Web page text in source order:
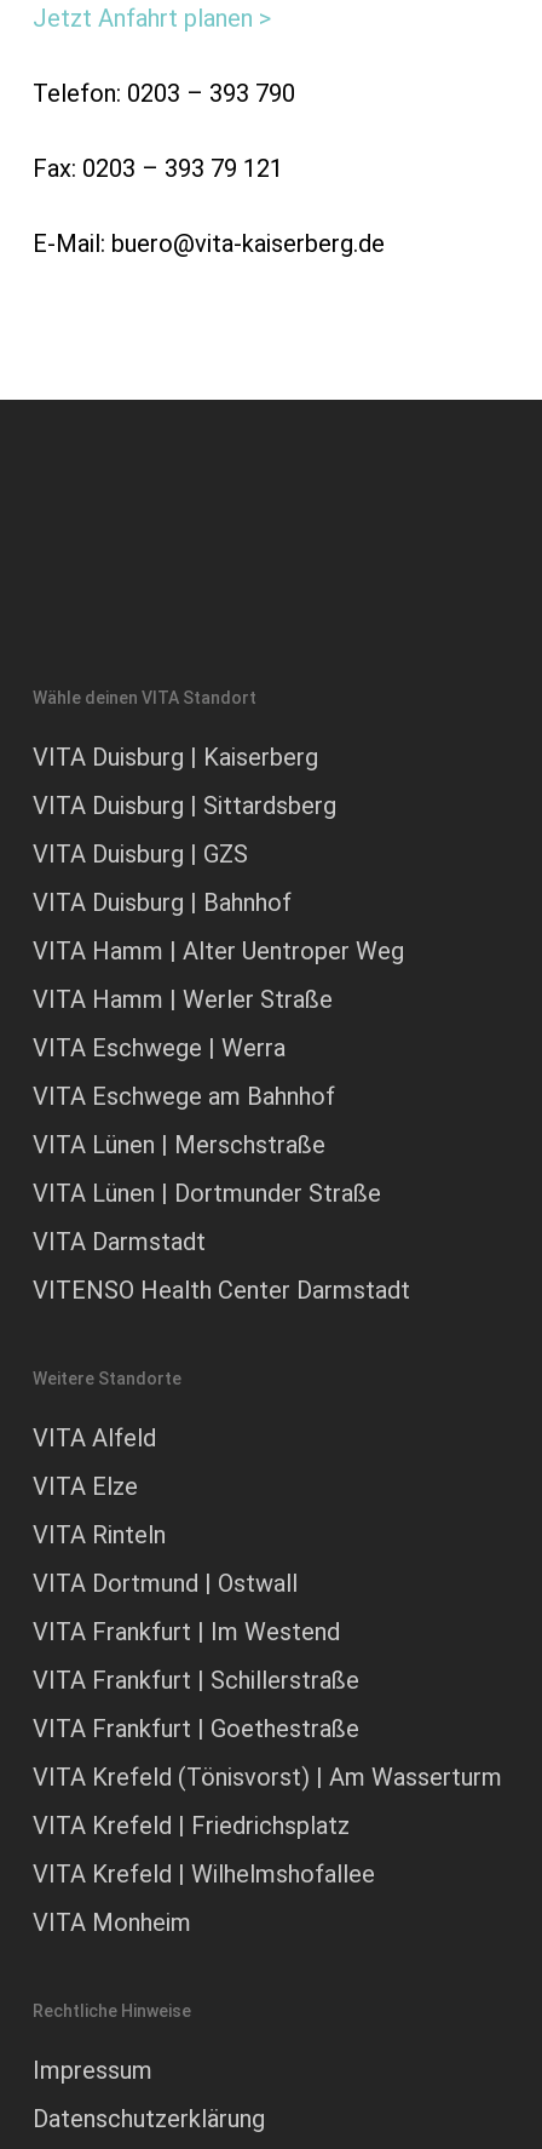
Jetzt Anfahrt planen >
Telefon: 0203 – 393 790
Fax: 0203 – 393 79 121
E-Mail: buero@vita-kaiserberg.de
Wähle deinen VITA Standort
VITA Duisburg | Kaiserberg
VITA Duisburg | Sittardsberg
VITA Duisburg | GZS
VITA Duisburg | Bahnhof
VITA Hamm | Alter Uentroper Weg
VITA Hamm | Werler Straße
VITA Eschwege | Werra
VITA Eschwege am Bahnhof
VITA Lünen | Merschstraße
VITA Lünen | Dortmunder Straße
VITA Darmstadt
VITENSO Health Center Darmstadt
Weitere Standorte
VITA Alfeld
VITA Elze
VITA Rinteln
VITA Dortmund | Ostwall
VITA Frankfurt | Im Westend
VITA Frankfurt | Schillerstraße
VITA Frankfurt | Goethestraße
VITA Krefeld (Tönisvorst) | Am Wasserturm
VITA Krefeld | Friedrichsplatz
VITA Krefeld | Wilhelmshofallee
VITA Monheim
Rechtliche Hinweise
Impressum
Datenschutzerklärung